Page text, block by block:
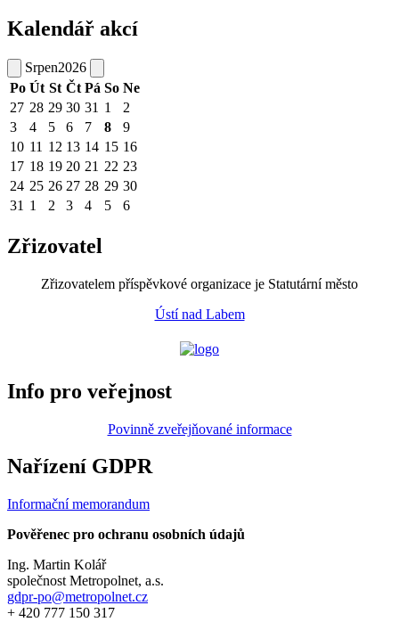
Kalendář akcí
Srpen2026
Po Út St Čt Pá So Ne
27 28 29 30 31 1
2
3
4 5 6 7 8
9
10 11 12 13 14 15 16
17 18 19 20 21 22 23
24 25 26 27 28 29 30
31 1 2 3 4 5 6
Zřizovatel
Zřizovatelem příspěvkové organizace je Statutární město
Ústí nad Labem
Info pro veřejnost
Povinně zveřejňované informace
Nařízení GDPR
Informační memorandum
Pověřenec pro ochranu osobních údajů
Ing. Martin Kolář
společnost Metropolnet, a.s.
gdpr-po@metropolnet.cz
+ 420 777 150 317